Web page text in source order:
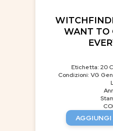
WANT TO
Etichetta: 20
Condizioni: VG
AGGIUNGI